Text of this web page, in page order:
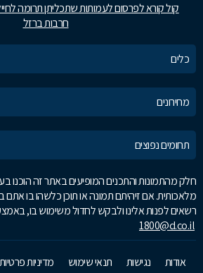
קול קורא לפרסום לעמותות שתכליתן תרומה
חרבות ברזל
כלים
מחירונים
תחומים נפוצים
חלק מהתמונות והתכנים המופיעים באתר זה הוכנו
מלאכותית. אם זיהיתם תמונה או תוכן כלשהו בו אתם
רשאים לפנות אלינו ולבקש לחדול משימוש בו,
1800@d.co.il
אודות נגישות תנאי שימוש מדיניות פרטיות